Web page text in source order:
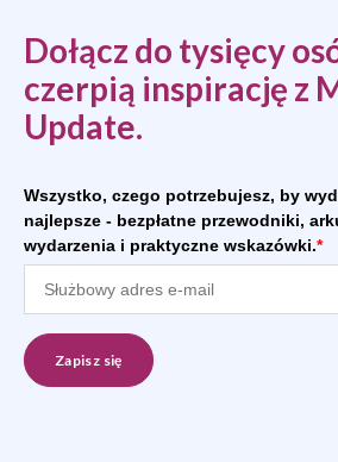
Dołącz do tysięcy
czerpią inspirację z
Update.
Wszystko, czego potrzebujesz, by
najlepsze - bezpłatne przewodniki,
wydarzenia i praktyczne wskazówki.*